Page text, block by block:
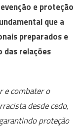
e proteção
que a
preparados e
das relações
e combater o
desde cedo,
proteção